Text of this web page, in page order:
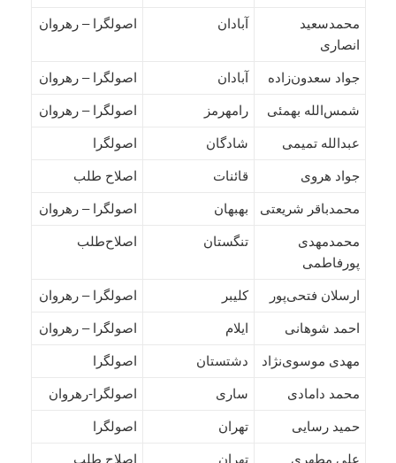
محمدسعید
انصاری
آبادان اصولگرا – رهروان
جواد سعدون‌زاده آبادان اصولگرا – رهروان
شمس‌الله بهمئی رامهرمز اصولگرا – رهروان
عبدالله تمیمی شادگان اصولگرا
جواد هروی قائنات اصلاح طلب
محمدباقر شریعتی بهبهان اصولگرا – رهروان
محمدمهدی
پورفاطمی
تنگستان اصلاح‌طلب
ارسلان فتحی‌پور کلیبر اصولگرا – رهروان
احمد شوهانی ایلام اصولگرا – رهروان
مهدی موسوی‌نژاد دشتستان اصولگرا
محمد دامادی ساری اصولگرا-رهروان
حمید رسایی تهران اصولگرا
علی مطهری تهران اصلاح طلب